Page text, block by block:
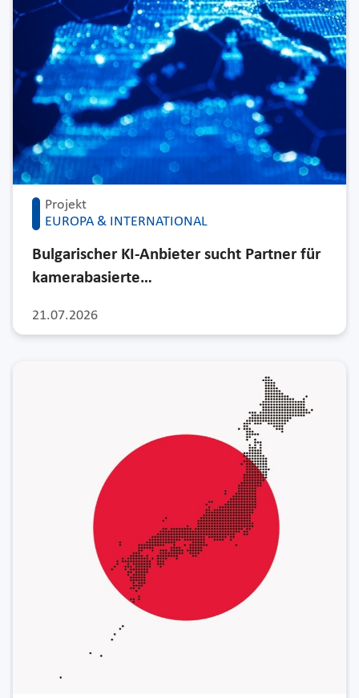
Projekt
EUROPA & INTERNATIONAL
21.07.2026
Bulgarischer KI-Anbieter sucht Partner für
kamerabasierte…